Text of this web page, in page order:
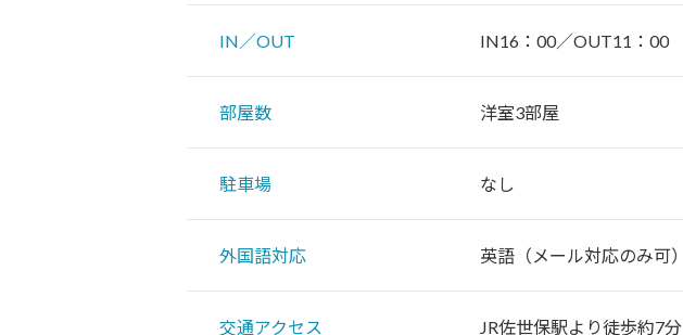
IN／OUT IN16：00／OUT11：00
部屋数 洋室3部屋
駐車場 なし
外国語対応 英語（メール対応のみ可）
交通アクセス JR佐世保駅より徒歩約7分